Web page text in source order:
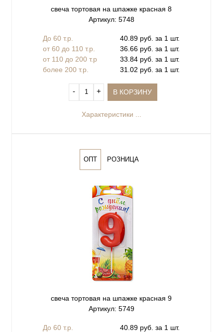
свеча тортовая на шпажке красная 8
Артикул: 5748
До 60 т.р.
40.89 руб. за 1 шт.
от 60 до 110 т.р.
36.66 руб. за 1 шт.
от 110 до 200 т.р
33.84 руб. за 1 шт.
более 200 т.р.
31.02 руб. за 1 шт.
‐ + В КОРЗИНУ
Характеристики ...
ОПТ РОЗНИЦА
свеча тортовая на шпажке красная 9
Артикул: 5749
До 60 т.р.
40.89 руб. за 1 шт.